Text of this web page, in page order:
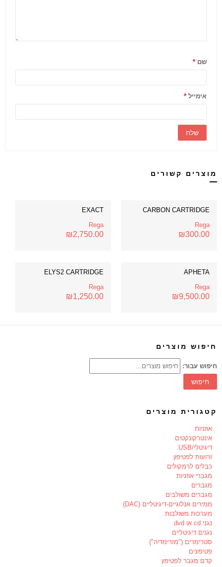
שם *
אימייל *
מוצרים קשורים
CARBON CARTRIDGE
Rega
₪300.00
EXACT
Rega
₪2,750.00
APHETA
Rega
₪9,500.00
ELYS2 CARTRIDGE
Rega
₪1,250.00
חיפוש מוצרים
חיפוש עבור:
חיפוש
קטגורית מוצרים
אוזניות
אינטרקונקטים
דיגיטלי/USB
זרועות לפטיפון
כבלים לרמקולים
מגברי אוזניות
מגברים
מגברים משולבים
ממירים אנלוגיים-דיגיטליים (DAC)
מערכות משולבות
נגני cd או dvd
נגנים דיגיטליים
סטרימרים ("מזרימדיה")
פטיפונים
קדם מגבר לפטיפון